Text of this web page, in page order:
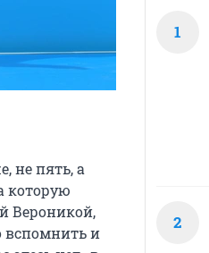
не пять, а
которую
Вероникой,
вспомнить и
1
2